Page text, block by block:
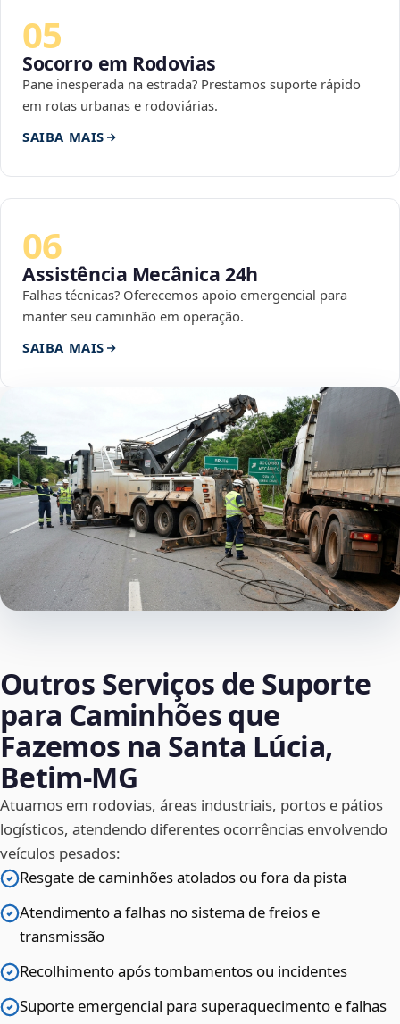
05
Socorro em Rodovias
Pane inesperada na estrada? Prestamos suporte rápido
em rotas urbanas e rodoviárias.
SAIBA MAIS
06
Assistência Mecânica 24h
Falhas técnicas? Oferecemos apoio emergencial para
manter seu caminhão em operação.
SAIBA MAIS
Outros Serviços de Suporte
para Caminhões que
Fazemos na Santa Lúcia,
Betim‑MG
Atuamos em rodovias, áreas industriais, portos e pátios
logísticos, atendendo diferentes ocorrências envolvendo
veículos pesados:
Resgate de caminhões atolados ou fora da pista
Atendimento a falhas no sistema de freios e
transmissão
Recolhimento após tombamentos ou incidentes
Suporte emergencial para superaquecimento e falhas